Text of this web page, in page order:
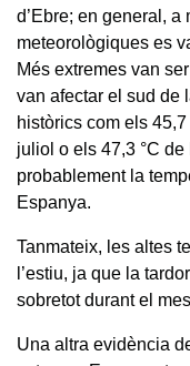
d’Ebre; en general,
meteorològiques es
Més extremes van
van afectar el sud de
històrics com els
juliol o els 47,3 °C
probablement la
Espanya.
Tanmateix, les altes
l’estiu, ja que la
sobretot durant el
Una altra evidència